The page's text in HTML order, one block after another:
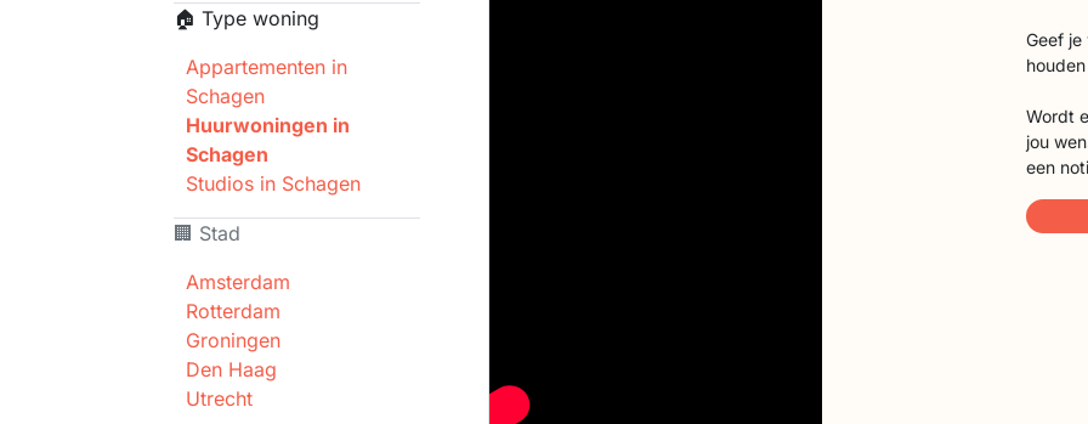
🏠 Type woning
Appartementen in
Schagen
Huurwoningen in
Schagen
Studios in Schagen
🏢 Stad
Amsterdam
Rotterdam
Groningen
Den Haag
Utrecht
Geef
Wordt
jou
een